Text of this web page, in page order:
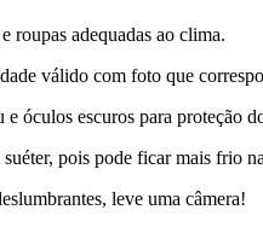
roupas adequadas ao clima.
válido com foto que
e óculos escuros para proteção
pois pode ficar mais frio
leve uma câmera!